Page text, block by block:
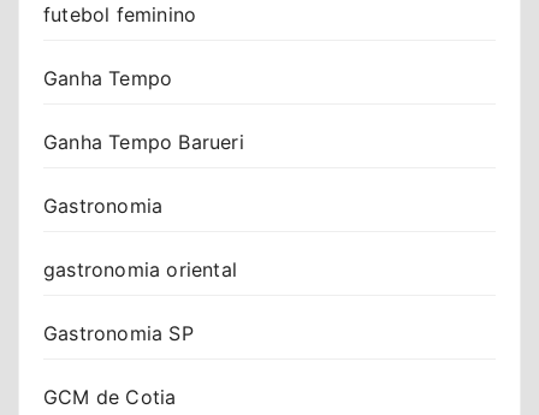
futebol feminino
Ganha Tempo
Ganha Tempo Barueri
Gastronomia
gastronomia oriental
Gastronomia SP
GCM de Cotia